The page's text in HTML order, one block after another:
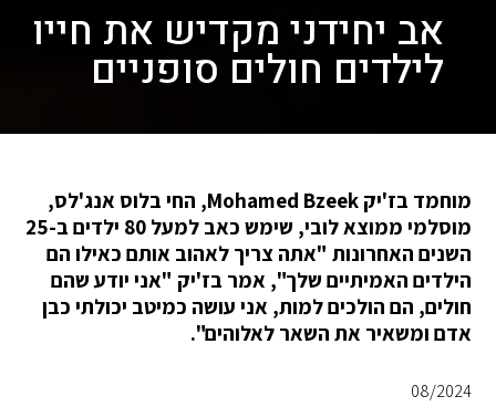
אב יחידני מקדיש את חייו
לילדים חולים סופניים
מוחמד בז'יק Mohamed Bzeek, החי בלוס אנג'לס,
מוסלמי ממוצא לובי, שימש כאב למעל 80 ילדים ב-25
השנים האחרונות "אתה צריך לאהוב אותם כאילו הם
הילדים האמיתיים שלך", אמר בז'יק "אני יודע שהם
חולים, הם הולכים למות, אני עושה כמיטב יכולתי כבן
אדם ומשאיר את השאר לאלוהים".
08/2024